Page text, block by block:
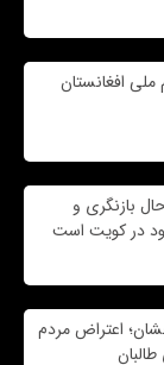
افغانستان
بازنگری و
در کویت است
اعتراض مردم